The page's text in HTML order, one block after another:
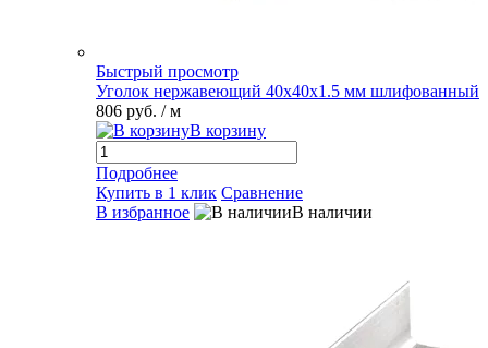
Быстрый просмотр
Уголок нержавеющий 40х40х1.5 мм шлифованный
806 руб. / м
В корзину
Подробнее
Купить в 1 клик Сравнение
В избранное
В наличии